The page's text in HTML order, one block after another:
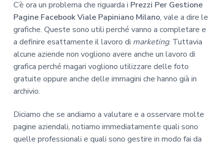
C’è ora un problema che riguarda i Prezzi Per Gestione
Pagine Facebook Viale Papiniano Milano, vale a dire le
grafiche. Queste sono utili perché vanno a completare e
a definire esattamente il lavoro di marketing. Tuttavia
alcune aziende non vogliono avere anche un lavoro di
grafica perché magari vogliono utilizzare delle foto
gratuite oppure anche delle immagini che hanno già in
archivio.
Diciamo che se andiamo a valutare e a osservare molte
pagine aziendali, notiamo immediatamente quali sono
quelle professionali e quali sono gestire in modo fai da